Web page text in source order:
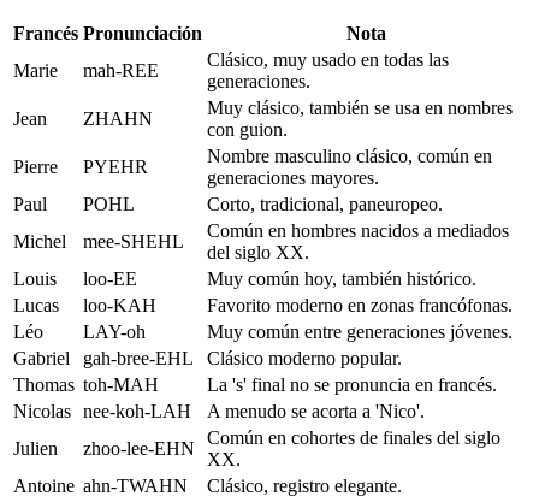
Francés Pronunciación
Nota
Marie
mah-REE
Clásico, muy usado en todas las
generaciones.
Jean
ZHAHN
Muy clásico, también se usa en nombres
con guion.
Pierre
PYEHR
Nombre masculino clásico, común en
generaciones mayores.
Paul
POHL
Corto, tradicional, paneuropeo.
Michel
mee-SHEHL
Común en hombres nacidos a mediados
del siglo XX.
Louis
loo-EE
Muy común hoy, también histórico.
Lucas
loo-KAH
Favorito moderno en zonas francófonas.
Léo
LAY-oh
Muy común entre generaciones jóvenes.
Gabriel
gah-bree-EHL
Clásico moderno popular.
Thomas toh-MAH
La 's' final no se pronuncia en francés.
Nicolas nee-koh-LAH
A menudo se acorta a 'Nico'.
Julien
zhoo-lee-EHN
Común en cohortes de finales del siglo
XX.
Antoine ahn-TWAHN
Clásico, registro elegante.